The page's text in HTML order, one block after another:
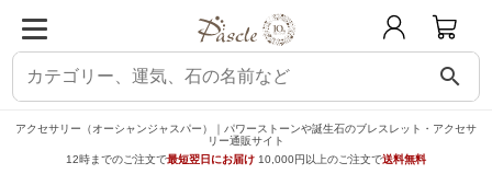
search
アクセサリー（オーシャンジャスパー）｜パワーストーンや誕生石のブレスレット・アクセサ
リー通販サイト
12時までのご注文で最短翌日にお届け 10,000円以上のご注文で送料無料